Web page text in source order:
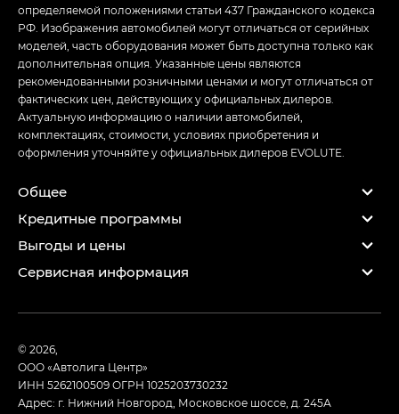
определяемой положениями статьи 437 Гражданского кодекса
РФ. Изображения автомобилей могут отличаться от серийных
моделей, часть оборудования может быть доступна только как
дополнительная опция. Указанные цены являются
рекомендованными розничными ценами и могут отличаться от
фактических цен, действующих у официальных дилеров.
Актуальную информацию о наличии автомобилей,
комплектациях, стоимости, условиях приобретения и
оформления уточняйте у официальных дилеров EVOLUTE.
Общее
Кредитные программы
Выгоды и цены
Сервисная информация
© 2026,
ООО «Автолига Центр»
ИНН 5262100509ОГРН 1025203730232
Адрес: г. Нижний Новгород, Московское шоссе, д. 245А